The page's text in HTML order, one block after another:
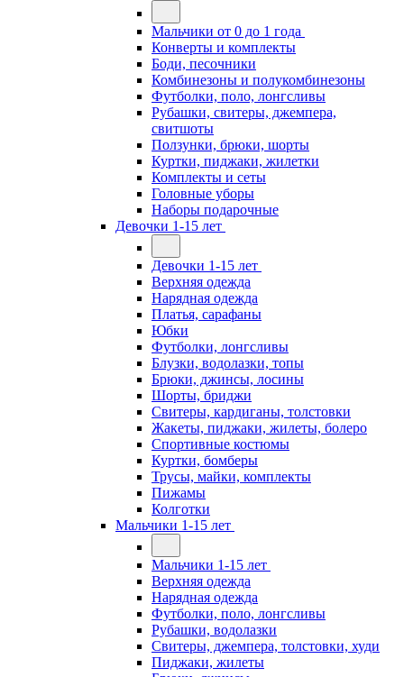
Мальчики от 0 до 1 года
Конверты и комплекты
Боди, песочники
Комбинезоны и полукомбинезоны
Футболки, поло, лонгсливы
Рубашки, свитеры, джемпера,
свитшоты
Ползунки, брюки, шорты
Куртки, пиджаки, жилетки
Комплекты и сеты
Головные уборы
Наборы подарочные
Девочки 1-15 лет
Девочки 1-15 лет
Верхняя одежда
Нарядная одежда
Платья, сарафаны
Юбки
Футболки, лонгсливы
Блузки, водолазки, топы
Брюки, джинсы, лосины
Шорты, бриджи
Свитеры, кардиганы, толстовки
Жакеты, пиджаки, жилеты, болеро
Спортивные костюмы
Куртки, бомберы
Трусы, майки, комплекты
Пижамы
Колготки
Мальчики 1-15 лет
Мальчики 1-15 лет
Верхняя одежда
Нарядная одежда
Футболки, поло, лонгсливы
Рубашки, водолазки
Свитеры, джемпера, толстовки, худи
Пиджаки, жилеты